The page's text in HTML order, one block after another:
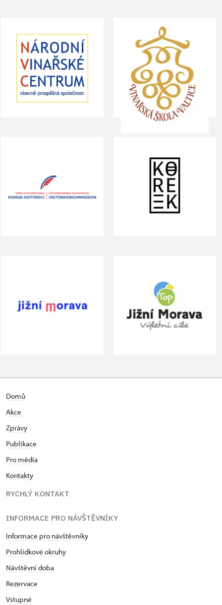
Domů
Akce
Zprávy
Publikace
Pro média
Kontakty
RYCHLÝ KONTAKT
INFORMACE PRO NÁVŠTĚVNÍKY
Informace pro návštěvníky
Prohlídkové okruhy
Návštěvní doba
Rezervace
Vstupné